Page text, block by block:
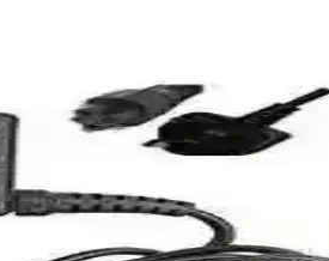
ve bağlantı seçenekleriyle öne çıkar.